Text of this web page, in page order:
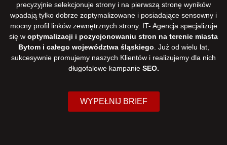
precyzyjnie selekcjonuje strony i na pierwszą stronę wyników
wpadają tylko dobrze zoptymalizowane i posiadające sensowny i
mocny profil linków zewnętrznych strony. IT- Agencja specjalizuje
się w optymalizacji i pozycjonowaniu stron na terenie miasta
Bytom i całego województwa śląskiego. Już od wielu lat,
sukcesywnie promujemy naszych Klientów i realizujemy dla nich
długofalowe kampanie SEO.
WYPEŁNIJ BRIEF